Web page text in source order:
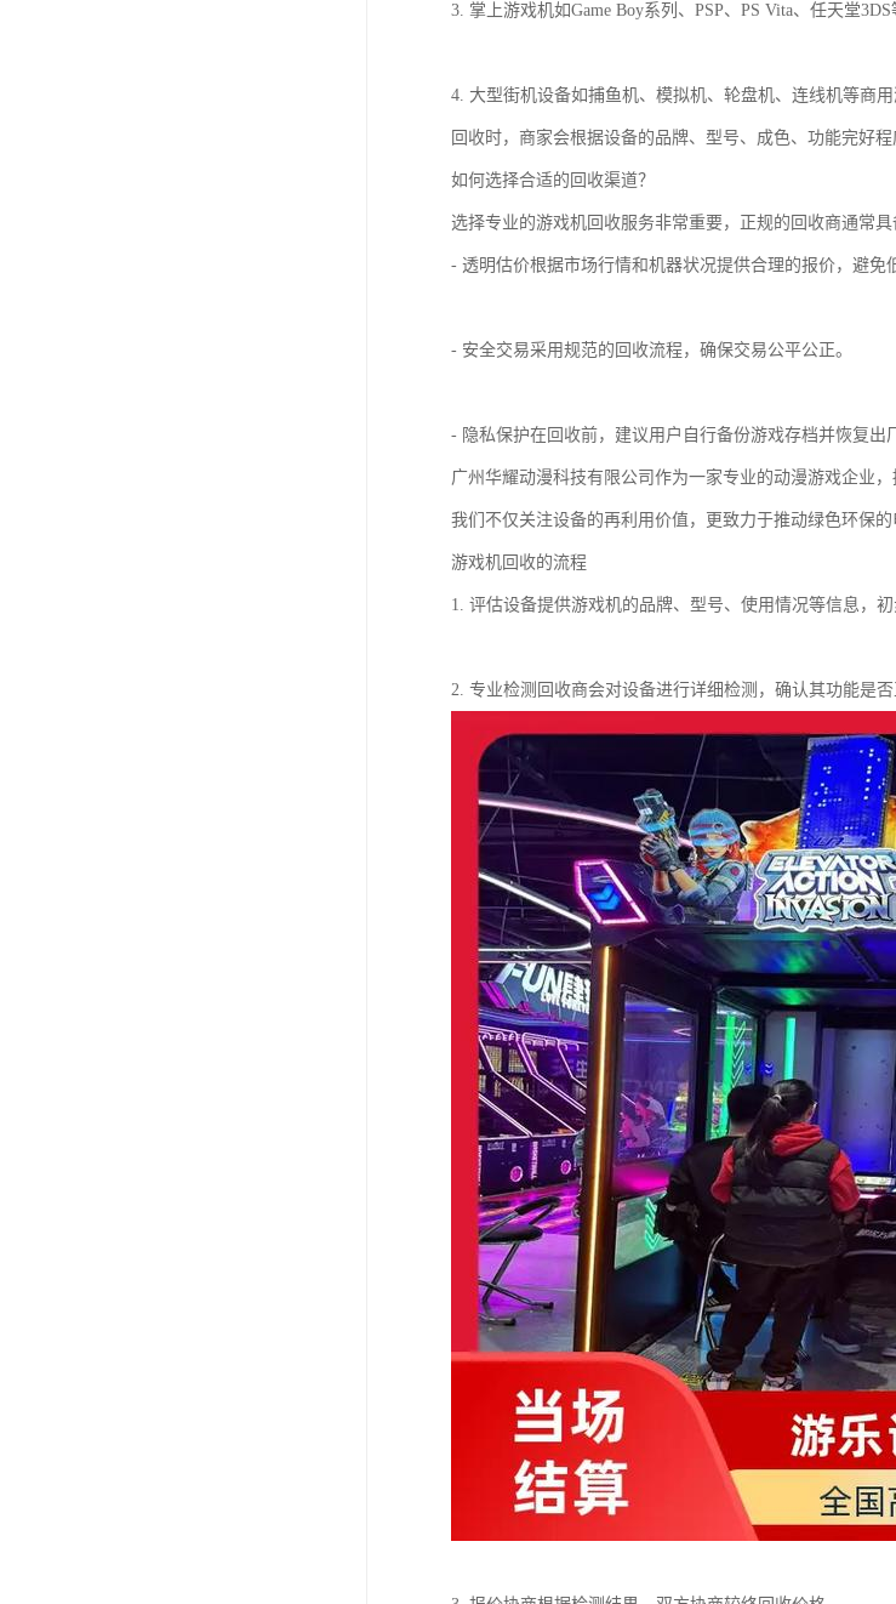
3. 掌上游戏机如Game Boy系列、PSP、PS Vita、任天堂3DS
4. 大型街机设备如捕鱼机、模拟机、轮盘机、连线机等商用
回收时，商家会根据设备的品牌、型号、成色、功能完好
如何选择合适的回收渠道？
选择专业的游戏机回收服务非常重要，正规的回收商通常具
- 透明估价根据市场行情和机器状况提供合理的报价，避免
- 安全交易采用规范的回收流程，确保交易公平公正。
- 隐私保护在回收前，建议用户自行备份游戏存档并恢复出
广州华耀动漫科技有限公司作为一家专业的动漫游戏企业
我们不仅关注设备的再利用价值，更致力于推动绿色环保的
游戏机回收的流程
1. 评估设备提供游戏机的品牌、型号、使用情况等信息，初
2. 专业检测回收商会对设备进行详细检测，确认其功能是否